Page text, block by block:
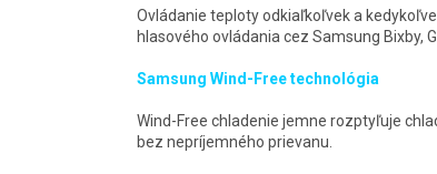
Ovládanie teploty odkiaľkoľvek a
hlasového ovládania cez Samsung Bixby,
Samsung Wind-Free technológia
Wind-Free chladenie jemne rozptyľuje
bez nepríjemného prievanu.